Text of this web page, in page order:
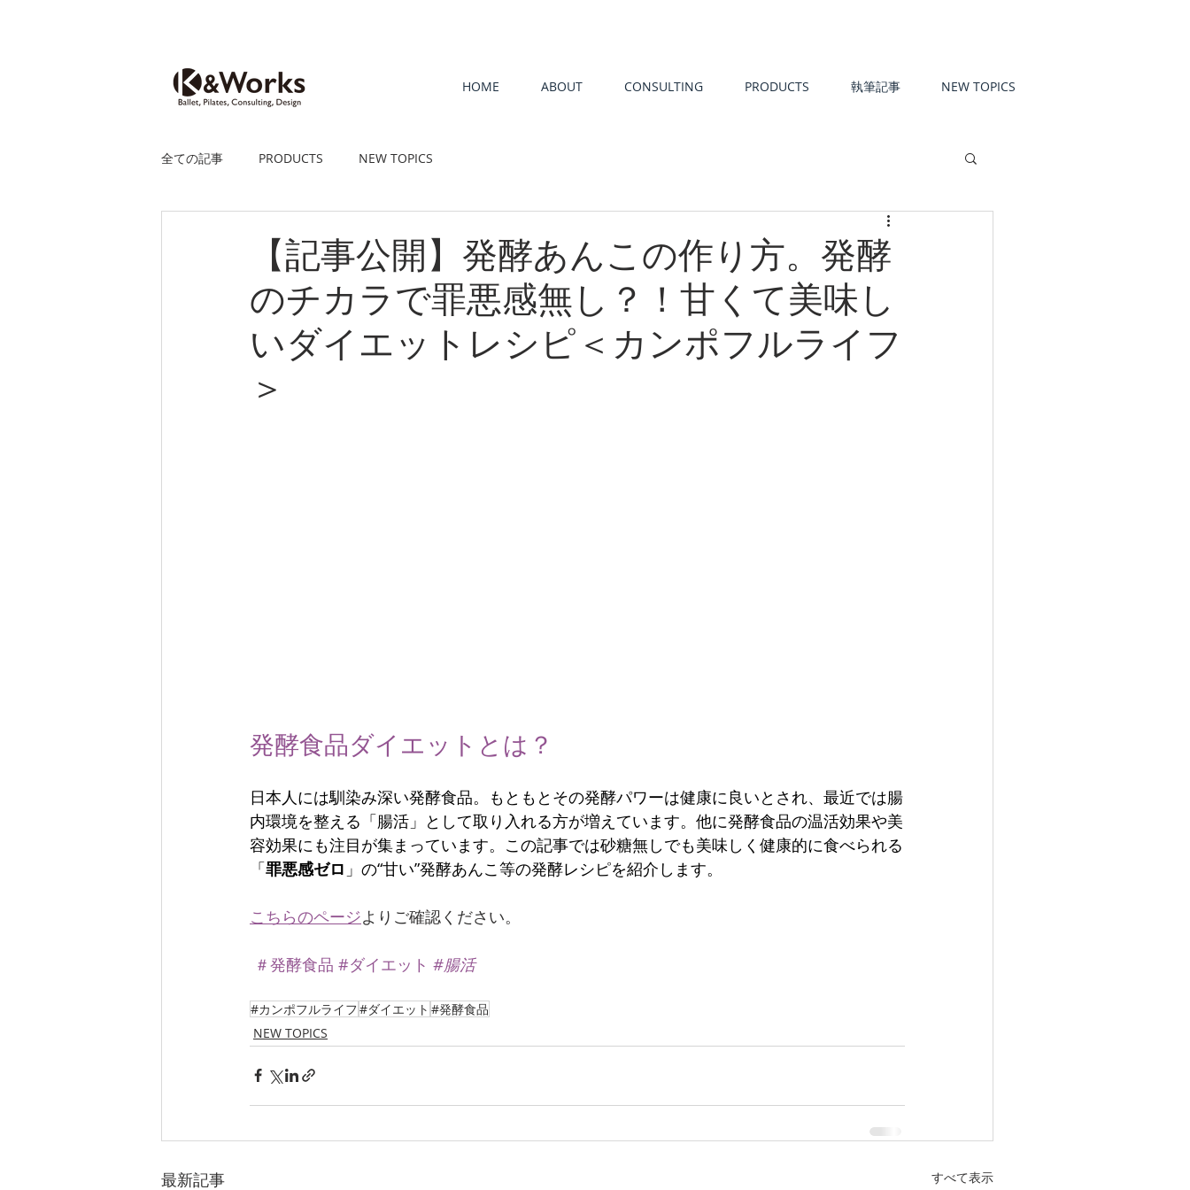
HOME ABOUT CONSULTING PRODUCTS 執筆記事 NEW TOPICS
全ての記事 PRODUCTS NEW TOPICS
【記事公開】発酵あんこの作り方。発酵
のチカラで罪悪感無し？！甘くて美味し
いダイエットレシピ＜カンポフルライフ
＞
発酵食品ダイエットとは？
日本人には馴染み深い発酵食品。もともとその発酵パワーは健康に良いとされ、最近では腸
内環境を整える「腸活」として取り入れる方が増えています。他に発酵食品の温活効果や美
容効果にも注目が集まっています。この記事では砂糖無しでも美味しく健康的に食べられる
「罪悪感ゼロ 」の“甘い”発酵あんこ等の発酵レシピを紹介します。
こちらのページよりご確認ください。
＃発酵食品 #ダイエット #腸活
#カンポフルライフ#ダイエット #発酵食品
NEW TOPICS
最新記事 すべて表示